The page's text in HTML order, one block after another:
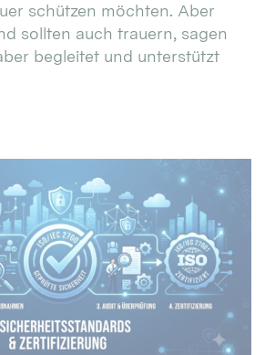
schützen möchten. Aber
sollten auch trauern, sagen
begleitet und unterstützt